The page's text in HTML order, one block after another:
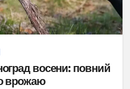
восени: повний
врожаю